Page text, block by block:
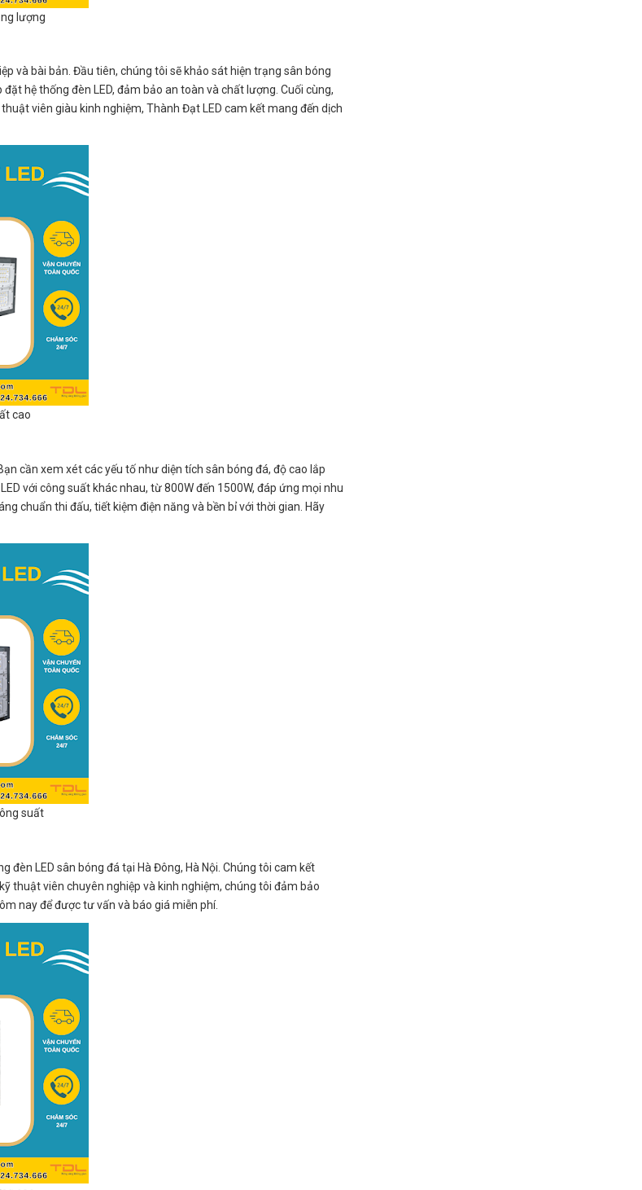
lượng
và bài bản. Đầu tiên, chúng tôi sẽ khảo sát hiện trạng sân bóng
hệ thống đèn LED, đảm bảo an toàn và chất lượng. Cuối cùng,
viên giàu kinh nghiệm, Thành Đạt LED cam kết mang đến dịch
cao
cần xem xét các yếu tố như diện tích sân bóng đá, độ cao lắp
với công suất khác nhau, từ 800W đến 1500W, đáp ứng mọi nhu
chuẩn thi đấu, tiết kiệm điện năng và bền bỉ với thời gian. Hãy
suất
đèn LED sân bóng đá tại Hà Đông, Hà Nội. Chúng tôi cam kết
thuật viên chuyên nghiệp và kinh nghiệm, chúng tôi đảm bảo
nay để được tư vấn và báo giá miễn phí.